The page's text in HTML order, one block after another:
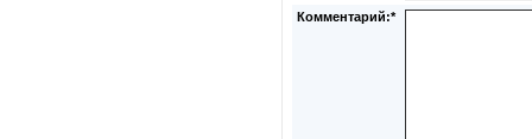
Комментарий:*